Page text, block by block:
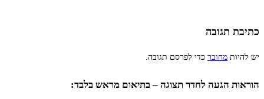
כתיבת תגובה
יש להיות מחובר כדי לפרסם תגובה.
הוראות הגעה לחדר תצוגה – בתיאום מראש בלבד: